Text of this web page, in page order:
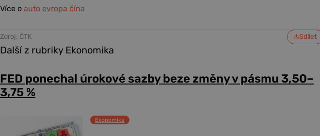
Více o auto evropa čína
Zdroj: ČTK Sdílet
Další z rubriky Ekonomika
FED ponechal úrokové sazby beze změny v pásmu 3,50–
3,75 %
Ekonomika